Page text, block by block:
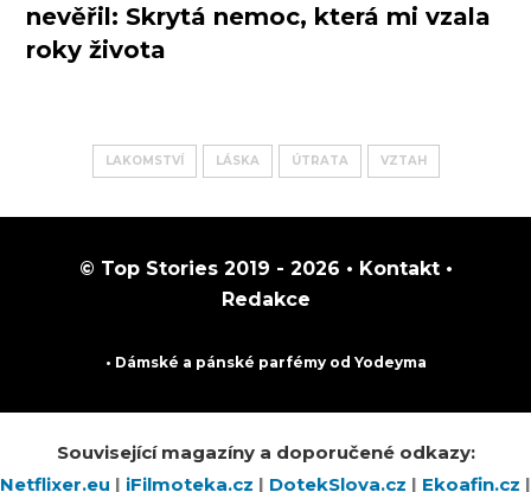
nevěřil: Skrytá nemoc, která mi vzala
roky života
LAKOMSTVÍ LÁSKA ÚTRATA VZTAH
© Top Stories 2019 - 2026 • Kontakt•
Redakce
• Dámské a pánské parfémyod Yodeyma
Související magazíny a doporučené odkazy:
Netflixer.eu | iFilmoteka.cz | DotekSlova.cz | Ekoafin.cz |